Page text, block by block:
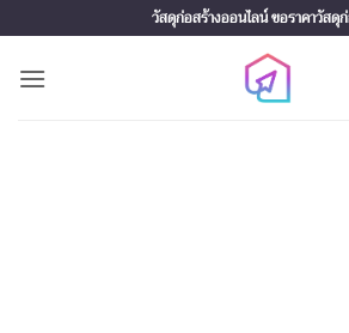
to
content
วัสดุก่อสร้างออนไลน์ ขอราคาวัสดุ